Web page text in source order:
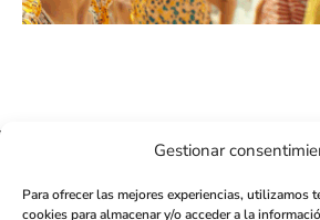
Gestionar
Para ofrecer las mejores experiencias, utilizamos
cookies para almacenar y/o acceder a la
411K 13K